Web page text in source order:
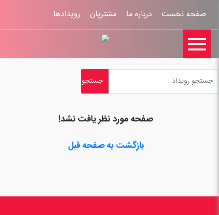
صفحه نخست درباره ما مشتریان رویدادها
ثبت شکایات راهنمای سایت
تماس با ما

صفحه مورد نظر یافت نشد!
بازگشت به صفحه قبل